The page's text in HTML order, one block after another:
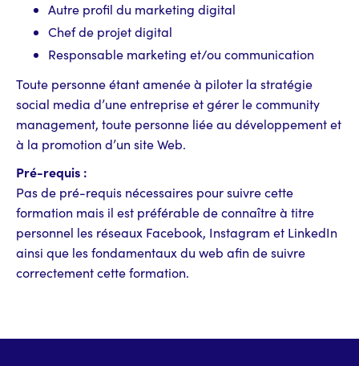
Autre profil du marketing digital
Chef de projet digital
Responsable marketing et/ou communication
Toute personne étant amenée à piloter la stratégie
social media d’une entreprise et gérer le community
management, toute personne liée au développement et
à la promotion d’un site Web.
Pré-requis :
Pas de pré-requis nécessaires pour suivre cette
formation mais il est préférable de connaître à titre
personnel les réseaux Facebook, Instagram et LinkedIn
ainsi que les fondamentaux du web afin de suivre
correctement cette formation.